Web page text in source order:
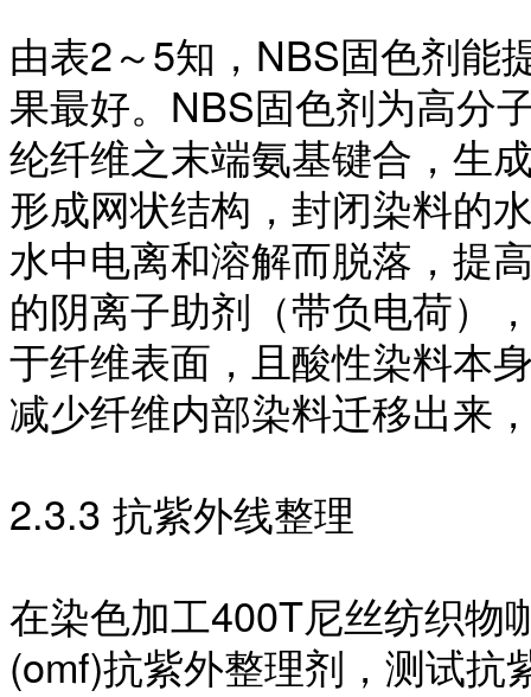
由表2～5知，NBS固色剂能
果最好。NBS固色剂为高分
纶纤维之末端氨基键合，生
形成网状结构，封闭染料的
水中电离和溶解而脱落，提
的阴离子助剂（带负电荷）
于纤维表面，且酸性染料本
减少纤维内部染料迁移出来
2.3.3 抗紫外线整理
在染色加工400T尼丝纺织物
(omf)抗紫外整理剂，测试抗